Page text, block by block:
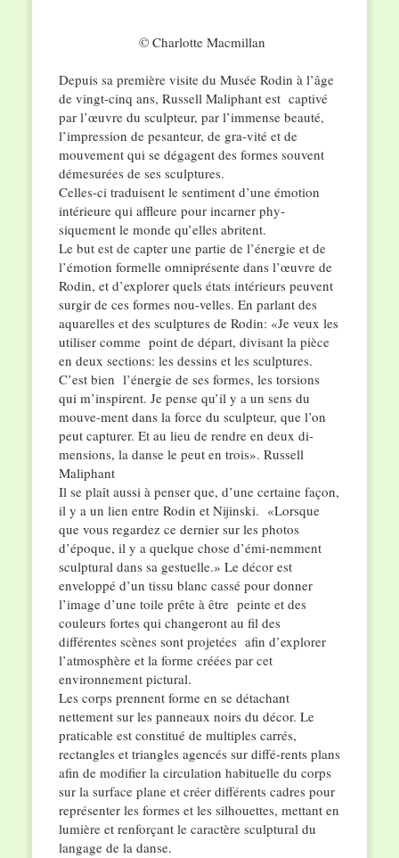
© Charlotte Macmillan
Depuis sa première visite du Musée Rodin à l’âge
de vingt-cinq ans, Russell Maliphant est captivé
par l’œuvre du sculpteur, par l’immense beauté,
l’impression de pesanteur, de gra-vité et de
mouvement qui se dégagent des formes souvent
démesurées de ses sculptures.
Celles-ci traduisent le sentiment d’une émotion
intérieure qui affleure pour incarner phy-
siquement le monde qu’elles abritent.
Le but est de capter une partie de l’énergie et de
l’émotion formelle omniprésente dans l’œuvre de
Rodin, et d’explorer quels états intérieurs peuvent
surgir de ces formes nou-velles. En parlant des
aquarelles et des sculptures de Rodin: «Je veux les
utiliser comme point de départ, divisant la pièce
en deux sections: les dessins et les sculptures.
C’est bien l’énergie de ses formes, les torsions
qui m’inspirent. Je pense qu’il y a un sens du
mouve-ment dans la force du sculpteur, que l’on
peut capturer. Et au lieu de rendre en deux di-
mensions, la danse le peut en trois». Russell
Maliphant
Il se plaît aussi à penser que, d’une certaine façon,
il y a un lien entre Rodin et Nijinski. «Lorsque
que vous regardez ce dernier sur les photos
d’époque, il y a quelque chose d’émi-nemment
sculptural dans sa gestuelle.» Le décor est
enveloppé d’un tissu blanc cassé pour donner
l’image d’une toile prête à être peinte et des
couleurs fortes qui changeront au fil des
différentes scènes sont projetées afin d’explorer
l’atmosphère et la forme créées par cet
environnement pictural.
Les corps prennent forme en se détachant
nettement sur les panneaux noirs du décor. Le
praticable est constitué de multiples carrés,
rectangles et triangles agencés sur diffé-rents plans
afin de modifier la circulation habituelle du corps
sur la surface plane et créer différents cadres pour
représenter les formes et les silhouettes, mettant en
lumière et renforçant le caractère sculptural du
langage de la danse.